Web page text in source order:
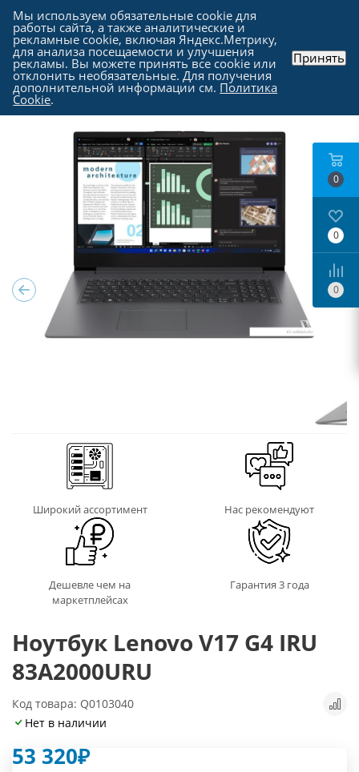
Каталог - Ноутбуки, моноблоки и прочие
-
Ноутбуки в Москве
Широкий ассортимент Нас рекомендуют
Дешевле чем на
маркетплейсах
Гарантия 3 года
Ноутбук Lenovo V17 G4 IRU
83A2000URU
Код товара: Q0103040
Нет в наличии
53 320₽
0
0
0
Мы используем обязательные cookie для
работы сайта, а также аналитические и
рекламные cookie, включая Яндекс.Метрику,
для анализа посещаемости и улучшения
рекламы. Вы можете принять все cookie или
отклонить необязательные. Для получения
дополнительной информации см. Политика
Cookie.
Принять